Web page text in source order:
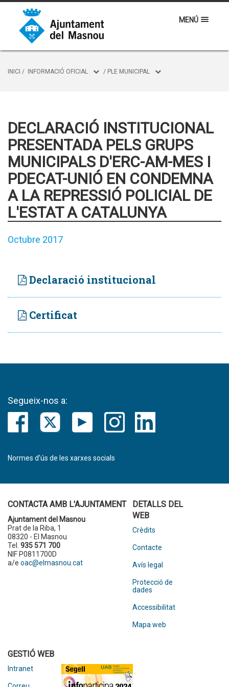
MENÚ
INICI / INFORMACIÓ OFICIAL / PLE MUNICIPAL
DECLARACIÓ INSTITUCIONAL
PRESENTADA PELS GRUPS
MUNICIPALS D'ERC-AM-MES I
PDECAT-UNIÓ EN CONDEMNA
A LA REPRESSIÓ POLICIAL DE
L'ESTAT A CATALUNYA
Octubre 2017
Declaració institucional
Certificat
Segueix-nos a:
Normes d’ús de les xarxes socials
CONTACTA AMB L'AJUNTAMENT
Ajuntament del Masnou
Prat de la Riba, 1
08320 - El Masnou
Tel. 935 571 700
NIF P0811700D
a/e oac@elmasnou.cat
DETALLS DEL
WEB
Crèdits
Contacte
Avís legal
Protecció de
dades
Accessibilitat
Mapa web
GESTIÓ WEB
Intranet